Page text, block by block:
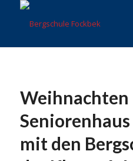
Weihnachten
Seniorenhaus
mit den